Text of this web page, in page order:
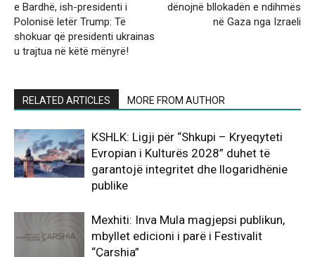
e Bardhë, ish-presidenti i
Polonisë letër Trump: Të
shokuar që presidenti ukrainas
u trajtua në këtë mënyrë!
dënojnë bllokadën e ndihmës
në Gaza nga Izraeli
RELATED ARTICLES MORE FROM AUTHOR
KSHLK: Ligji për “Shkupi – Kryeqyteti
Evropian i Kulturës 2028” duhet të
garantojë integritet dhe llogaridhënie
publike
Mexhiti: Inva Mula magjepsi publikun,
mbyllet edicioni i parë i Festivalit
“Çarshia”